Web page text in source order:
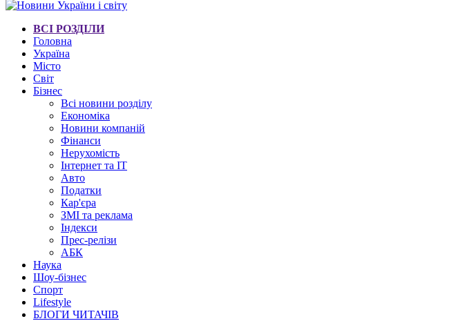
ВСІ РОЗДІЛИ
Головна
Україна
Місто
Світ
Бізнес
Всі новини розділу
Економіка
Новини компаній
Фінанси
Нерухомість
Інтернет та IT
Авто
Податки
Кар'єра
ЗМІ та реклама
Індекси
Прес-релізи
АБК
Наука
Шоу-бізнес
Спорт
Lifestyle
БЛОГИ ЧИТАЧІВ